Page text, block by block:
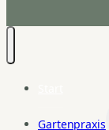
Gartenpraxis